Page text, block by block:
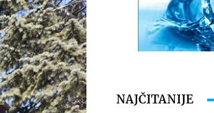
NAJČITANIJE